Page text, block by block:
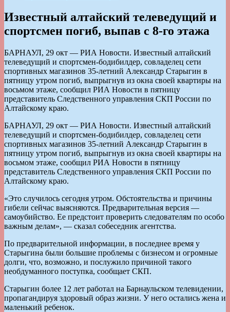
Известный алтайский телеведущий и
спортсмен погиб, выпав с 8-го этажа
БАРНАУЛ, 29 окт — РИА Новости. Известный алтайский
телеведущий и спортсмен-бодибилдер, совладелец сети
спортивных магазинов 35-летний Александр Старыгин в
пятницу утром погиб, выпрыгнув из окна своей квартиры на
восьмом этаже, сообщил РИА Новости в пятницу
представитель Следственного управления СКП России по
Алтайскому краю.
БАРНАУЛ, 29 окт — РИА Новости. Известный алтайский
телеведущий и спортсмен-бодибилдер, совладелец сети
спортивных магазинов 35-летний Александр Старыгин в
пятницу утром погиб, выпрыгнув из окна своей квартиры на
восьмом этаже, сообщил РИА Новости в пятницу
представитель Следственного управления СКП России по
Алтайскому краю.
«Это случилось сегодня утром. Обстоятельства и причины
гибели сейчас выясняются. Предварительная версия —
самоубийство. Ее предстоит проверить следователям по особо
важным делам», — сказал собеседник агентства.
По предварительной информации, в последнее время у
Старыгина были большие проблемы с бизнесом и огромные
долги, что, возможно, и послужило причиной такого
необдуманного поступка, сообщает СКП.
Старыгин более 12 лет работал на Барнаульском телевидении,
пропагандируя здоровый образ жизни. У него остались жена и
маленький ребенок.